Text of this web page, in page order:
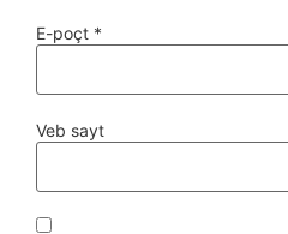
E-poçt *
Veb sayt